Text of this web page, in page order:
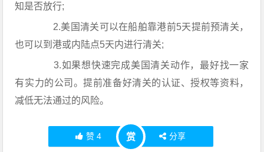
知是否放行;
2.美国清关可以在船舶靠港前5天提前预清关，
也可以到港或内陆点5天内进行清关;
3.如果想快速完成美国清关动作，最好找一家
有实力的公司。提前准备好清关的认证、授权等资料，
减低无法通过的风险。
赞 4 赏 分享